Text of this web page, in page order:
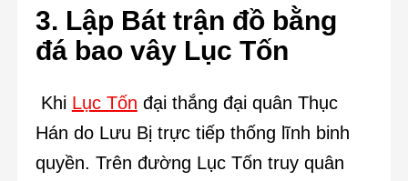
3. Lập Bát trận đồ bằng
đá bao vây Lục Tốn
Khi Lục Tốn đại thắng đại quân Thục
Hán do Lưu Bị trực tiếp thống lĩnh binh
quyền. Trên đường Lục Tốn truy quân